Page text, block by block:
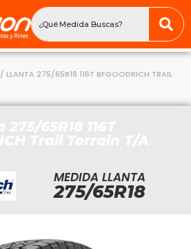
/ LLANTA 275/65R18 116T BFGOODRICH TRAIL
MEDIDA LLANTA
275/65R18